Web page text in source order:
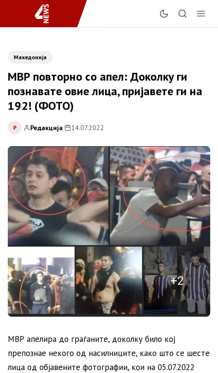
Македонија
МВР повторно со апел: Доколку ги
познавате овие лица, пријавете ги на
192! (ФОТО)
Р Редакција| 14.07.2022
МВР апелира до граѓаните, доколку било кој
препознае некого од насилниците, како што се шесте
лица од објавените фотографии, кои на 05.07.2022